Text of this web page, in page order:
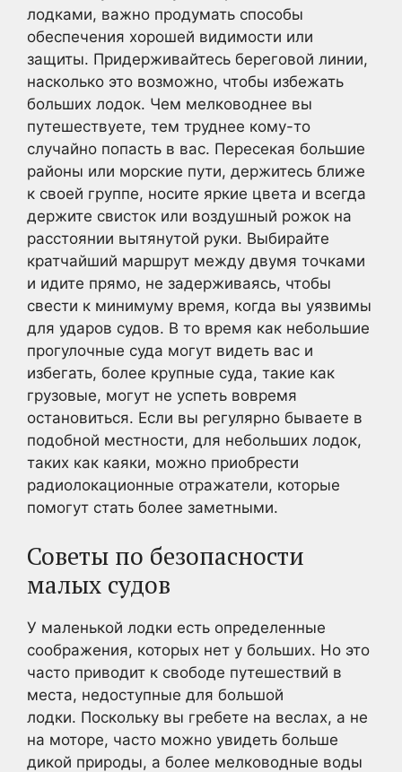
лодками, важно продумать способы
обеспечения хорошей видимости или
защиты. Придерживайтесь береговой линии,
насколько это возможно, чтобы избежать
больших лодок. Чем мелководнее вы
путешествуете, тем труднее кому-то
случайно попасть в вас. Пересекая большие
районы или морские пути, держитесь ближе
к своей группе, носите яркие цвета и всегда
держите свисток или воздушный рожок на
расстоянии вытянутой руки. Выбирайте
кратчайший маршрут между двумя точками
и идите прямо, не задерживаясь, чтобы
свести к минимуму время, когда вы уязвимы
для ударов судов. В то время как небольшие
прогулочные суда могут видеть вас и
избегать, более крупные суда, такие как
грузовые, могут не успеть вовремя
остановиться. Если вы регулярно бываете в
подобной местности, для небольших лодок,
таких как каяки, можно приобрести
радиолокационные отражатели, которые
помогут стать более заметными.
Советы по безопасности
малых судов
У маленькой лодки есть определенные
соображения, которых нет у больших. Но это
часто приводит к свободе путешествий в
места, недоступные для большой
лодки. Поскольку вы гребете на веслах, а не
на моторе, часто можно увидеть больше
дикой природы, а более мелководные воды